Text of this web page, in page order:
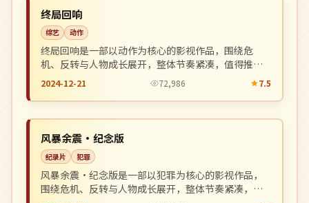
韩国
终局回响
综艺 动作
终局回响是一部以动作为核心的影视作品，围绕危
机、反转与人物成长展开，整体节奏紧凑，值得推荐
观看。
2024-12-21 72,986 7.5
日本
风暴余震·纪念版
纪录片 犯罪
风暴余震·纪念版是一部以犯罪为核心的影视作品，
围绕危机、反转与人物成长展开，整体节奏紧凑，值